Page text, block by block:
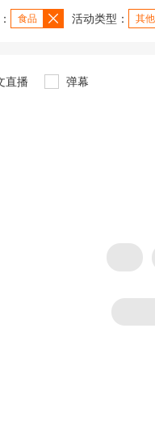
食品 活动类型： 其他
直播 弹幕